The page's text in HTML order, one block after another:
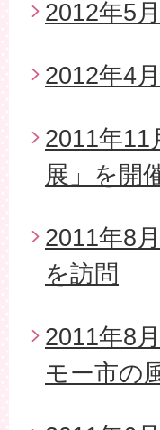
2012年5
2012年4
2011年11
展」を開
2011年8
を訪問
2011年8
モー市の